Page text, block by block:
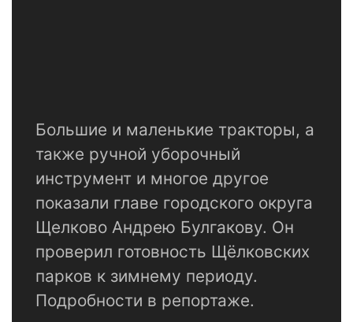
Большие и маленькие тракторы, а
также ручной уборочный
инструмент и многое другое
показали главе городского округа
Щелково Андрею Булгакову. Он
проверил готовность Щёлковских
парков к зимнему периоду.
Подробности в репортаже.